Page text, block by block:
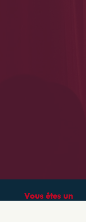
Vous êtes un